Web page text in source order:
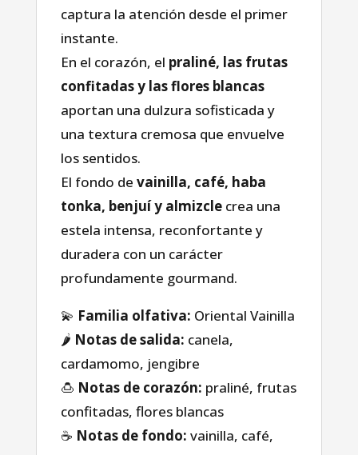
Casa
Tienda
sobre nosotros
captura la atención desde el primer
instante.
En el corazón, el praliné, las frutas
confitadas y las flores blancas
aportan una dulzura sofisticada y
una textura cremosa que envuelve
los sentidos.
El fondo de vainilla, café, haba
tonka, benjuí y almizclecrea una
estela intensa, reconfortante y
duradera con un carácter
profundamente gourmand.
💫 Familia olfativa: Oriental Vainilla
🌶️ Notas de salida: canela,
cardamomo, jengibre
🍮 Notas de corazón: praliné, frutas
confitadas, flores blancas
☕ Notas de fondo: vainilla, café,